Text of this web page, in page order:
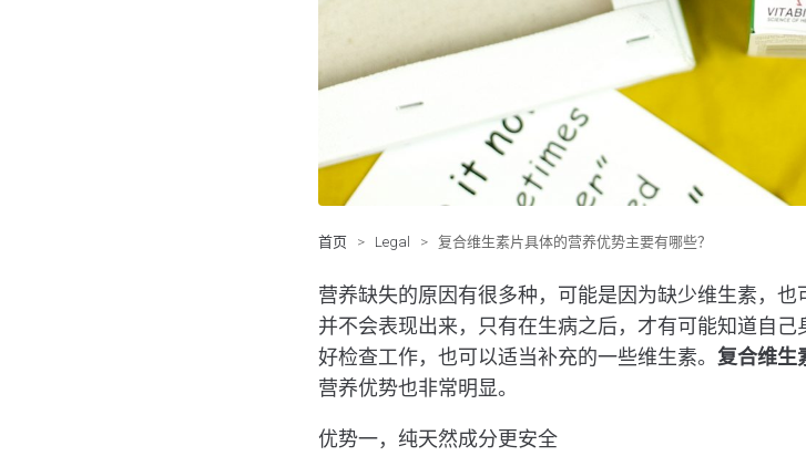
首页 > Legal > 复合维生素片具体的营养优势主要有哪些？
营养缺失的原因有很多种，可能是因为缺少维生素，
并不会表现出来，只有在生病之后，才有可能知道自
好检查工作，也可以适当补充的一些维生素。 复合维生
营养优势也非常明显。
优势一，纯天然成分更安全